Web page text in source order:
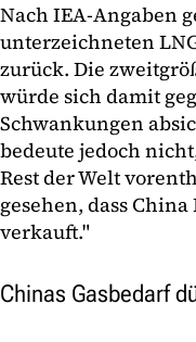
Nach IEA-Angaben
unterzeichneten
zurück. Die
würde sich damit
Schwankungen
bedeute jedoch
Rest der Welt
gesehen, dass
verkauft."
Chinas Gasbedarf